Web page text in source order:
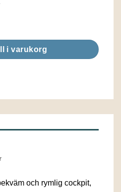
i varukorg
och rymlig cockpit,